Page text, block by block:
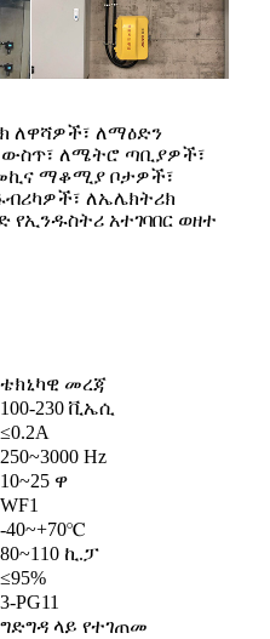
ለዋሻዎች፣ ለማዕድን
ለሜትሮ ጣቢያዎች፣
ማቆሚያ ቦታዎች፣
ለኤሌክትሪክ
አተገባበር ወዘተ
ቴክኒካዊ መረጃ
100-230 ቪኤሲ
≤0.2A
250~3000 Hz
10~25 ዋ
WF1
-40~+70℃
80~110 ኪ.ፓ
≤95%
3-PG11
ግድግዳ ላይ የተገጠመ